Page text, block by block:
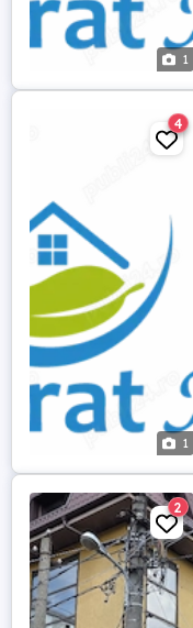
1
1
4
2